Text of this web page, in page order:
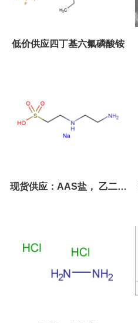
低价供应四丁基六氟磷酸铵
现货供应：AAS盐， 乙二胺
乙基)-2-氨基乙烷磺酸钠盐